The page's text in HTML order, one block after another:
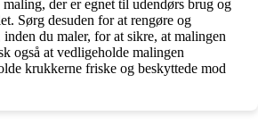
der er egnet til udendørs brug og
Sørg desuden for at rengøre og
du maler, for at sikre, at malingen
også at vedligeholde malingen
krukkerne friske og beskyttede mod